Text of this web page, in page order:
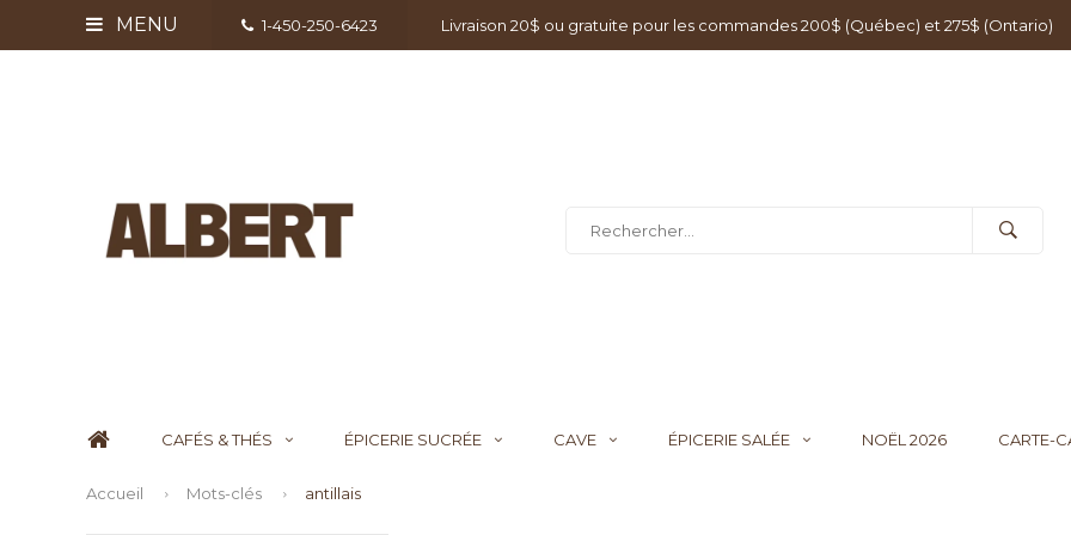
MENU 1-450-250-6423 Livraison 20$ ou gratuite pour les commandes 200$ (Québec) et 275$ (Ontario)
CAFÉS & THÉS ÉPICERIE SUCRÉE CAVE ÉPICERIE SALÉE NOËL 2026 CARTE-
Accueil Mots-clés antillais